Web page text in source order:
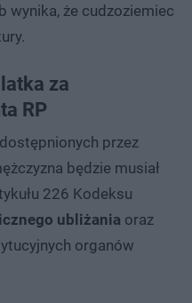
wynika, że cudzoziemiec
za
RP
przez
będzie musiał
226 Kodeksu
ubliżania oraz
organów